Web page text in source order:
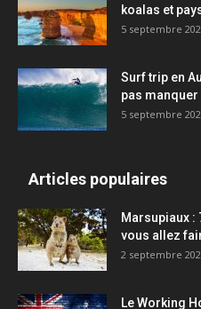
koalas et
5 septembre
Surf trip en
pas manquer
5 septembre
Articles populaires
Marsupiaux
vous allez
2 septembre
Le Working